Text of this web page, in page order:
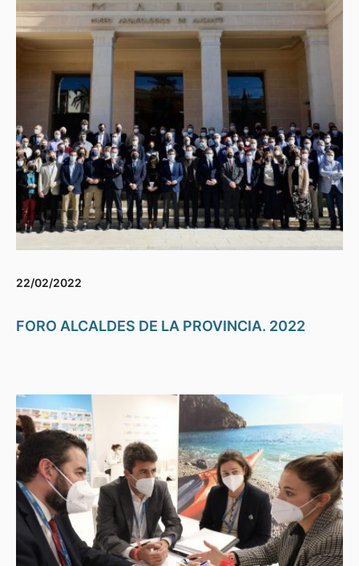
22/02/2022
FORO ALCALDES DE LA PROVINCIA. 2022